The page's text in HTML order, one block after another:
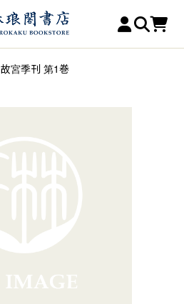
故宮季刊 第1巻